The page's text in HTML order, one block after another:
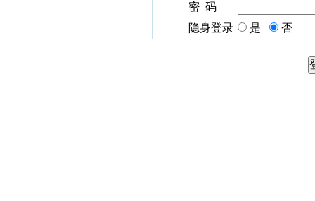
密 码
隐身登录
是 否